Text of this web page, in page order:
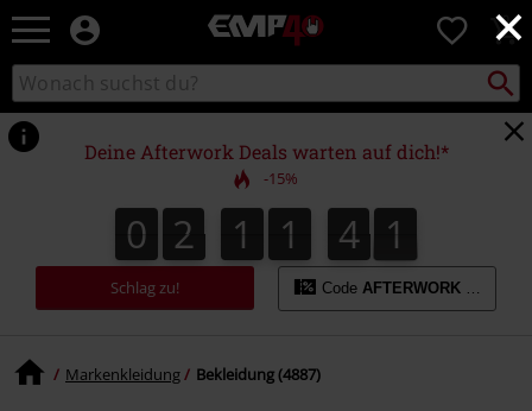
×
EMP
Merchandise
-
Shop
für
Rock
&
Entertainment
0
Katalog
durchsuchen
suchen
Deine Afterwork Deals warten auf dich!*
-15%
0
0 2
2 1
1 1
1 3
4
3
4 9
0
9
1
0
Schlag zu! Code AFTERWORK
Markenkleidung Bekleidung (4887)